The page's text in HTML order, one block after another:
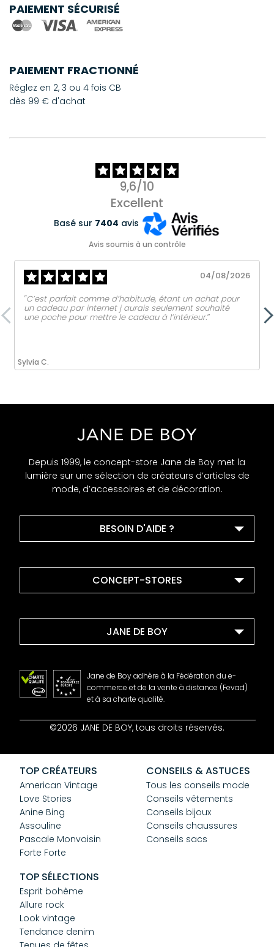
PAIEMENT SÉCURISÉ
PAIEMENT FRACTIONNÉ
Réglez en 2, 3 ou 4 fois CB
dès 99 € d'achat
9,6/10
Excellent
Basé sur 7404 avis
Avis soumis à un contrôle
Sylvia C.
04/08/2026
‟C’est parfait comme d’habitude, étant un achat pour
un cadeau par internet j aurais seulement souhaité
une poche pour mettre le cadeau à l’intérieur.ˮ
Depuis 1999, le concept-store Jane de Boy met la
lumière sur une sélection de créateurs d’articles de
mode, d’accessoires et de décoration.
BESOIN D'AIDE ?
CONCEPT-STORES
JANE DE BOY
Contact
CGV
Confidentialité
Cookies
Jane de Boy adhère à la Fédération du e-
commerce et de la vente à distance (Fevad)
et à sa charte qualité.
©2026 JANE DE BOY, tous droits réservés.
TOP CRÉATEURS
American Vintage
Love Stories
Anine Bing
Assouline
Pascale Monvoisin
Forte Forte
CONSEILS & ASTUCES
Tous les conseils mode
Conseils vêtements
Conseils bijoux
Conseils chaussures
Conseils sacs
TOP SÉLECTIONS
Esprit bohème
Allure rock
Look vintage
Tendance denim